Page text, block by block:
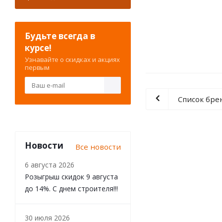
Список
Будьте всегда в
курсе!
Узнавайте о скидках и акциях
первым
Новости Все новости
6 августа 2026
Розыгрыш скидок 9 августа
до 14%. С днем строителя!!!
30 июля 2026